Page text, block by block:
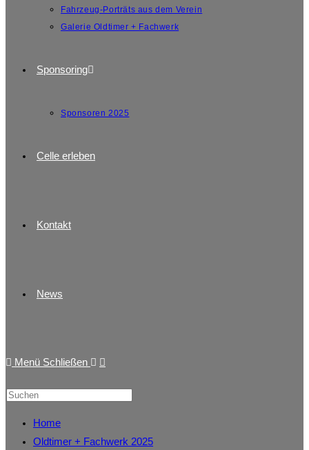
Fahrzeug-Porträts aus dem Verein
Galerie Oldtimer + Fachwerk
Sponsoring
Sponsoren 2025
Celle erleben
Kontakt
News
Menü Schließen
Home
Oldtimer + Fachwerk 2025